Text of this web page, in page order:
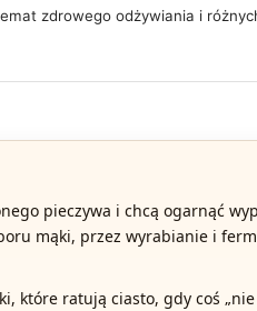
zdrowego odżywiania i
pieczywa i chcą ogarnąć
mąki, przez wyrabianie i
które ratują ciasto, gdy coś